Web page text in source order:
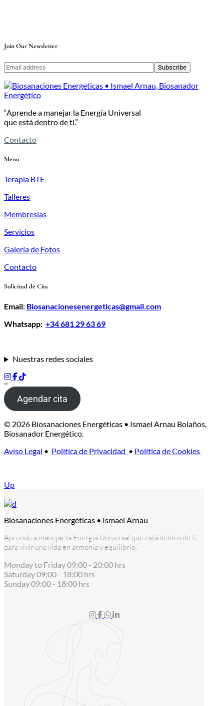
Join Our Newsletter
Subscribe
“Aprende a manejar la Energía Universal
que está dentro de ti.”
Contacto
Menu
Terapia BTE
Talleres
Membresías
Servicios
Galería de Fotos
Contacto
Solicitud de Cita
Email: Biosanacionesenergeticas@gmail.com
Whatsapp: +34 681 29 63 69
Nuestras redes sociales
Agendar cita
© 2026 Biosanaciones Energéticas • Ismael Arnau Bolaños,
Biosanador Energético.
Aviso Legal • Política de Privacidad • Política de Cookies
Up
Biosanaciones Energéticas • Ismael Arnau
Aprende a manejar la Energía Universal que está dentro de tí,
para vivir una vida en armonía y equilibrio.
Monday to Friday09:00 - 20:00 hrs
Saturday09:00 - 18:00 hrs
Sunday09:00 - 18:00 hrs